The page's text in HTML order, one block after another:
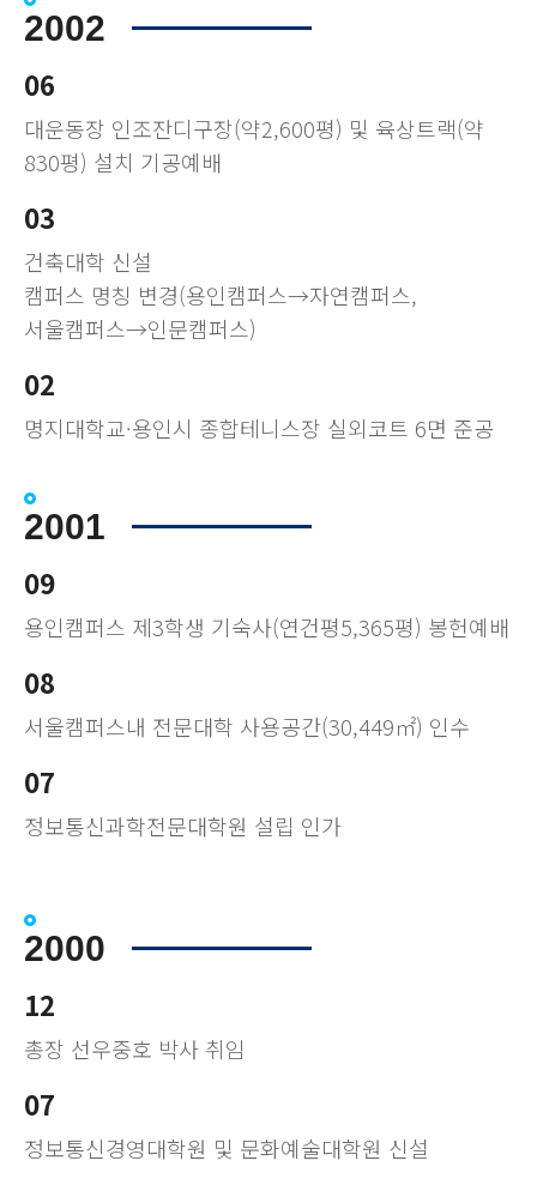
2002
06
대운동장 인조잔디구장(약2,600평) 및 육상트랙(약
830평) 설치 기공예배
03
건축대학 신설
캠퍼스 명칭 변경(용인캠퍼스→자연캠퍼스,
서울캠퍼스→인문캠퍼스)
02
명지대학교·용인시 종합테니스장 실외코트 6면 준공
2001
09
용인캠퍼스 제3학생 기숙사(연건평5,365평) 봉헌예배
08
서울캠퍼스내 전문대학 사용공간(30,449㎡) 인수
07
정보통신과학전문대학원 설립 인가
2000
12
총장 선우중호 박사 취임
07
정보통신경영대학원 및 문화예술대학원 신설